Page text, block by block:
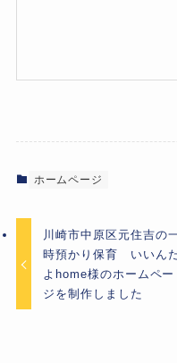
ホームページ
川崎市中原区元住吉の
時預かり保育 いいん
よhome様のホームペー
ジを制作しました